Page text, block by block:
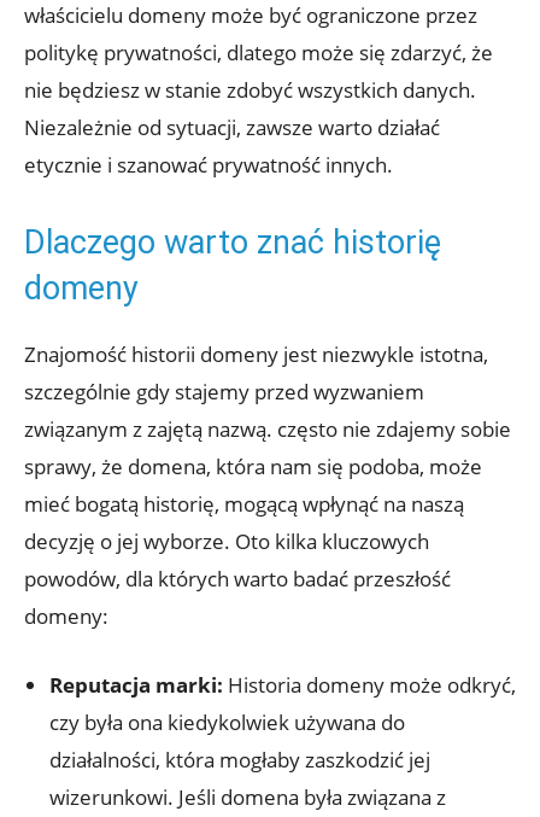
właścicielu domeny może być ograniczone przez
politykę prywatności, dlatego może się zdarzyć, że
nie będziesz w stanie zdobyć wszystkich danych.
Niezależnie od sytuacji, zawsze warto działać
etycznie i szanować prywatność innych.
Dlaczego warto znać historię
domeny
Znajomość historii domeny jest niezwykle istotna,
szczególnie gdy stajemy przed wyzwaniem
związanym z zajętą nazwą. często nie zdajemy sobie
sprawy, że domena, która nam się podoba, może
mieć bogatą historię, mogącą wpłynąć na naszą
decyzję o jej wyborze. Oto kilka kluczowych
powodów, dla których warto badać przeszłość
domeny:
Reputacja marki: Historia domeny może odkryć,
czy była ona kiedykolwiek używana do
działalności, która mogłaby zaszkodzić jej
wizerunkowi. Jeśli domena była związana z